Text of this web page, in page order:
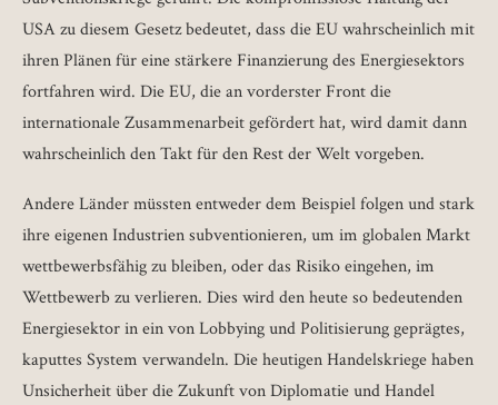
USA zu diesem Gesetz bedeutet, dass die EU wahrscheinlich mit
ihren Plänen für eine stärkere Finanzierung des Energiesektors
fortfahren wird. Die EU, die an vorderster Front die
internationale Zusammenarbeit gefördert hat, wird damit dann
wahrscheinlich den Takt für den Rest der Welt vorgeben.
Andere Länder müssten entweder dem Beispiel folgen und stark
ihre eigenen Industrien subventionieren, um im globalen Markt
wettbewerbsfähig zu bleiben, oder das Risiko eingehen, im
Wettbewerb zu verlieren. Dies wird den heute so bedeutenden
Energiesektor in ein von Lobbying und Politisierung geprägtes,
kaputtes System verwandeln. Die heutigen Handelskriege haben
Unsicherheit über die Zukunft von Diplomatie und Handel